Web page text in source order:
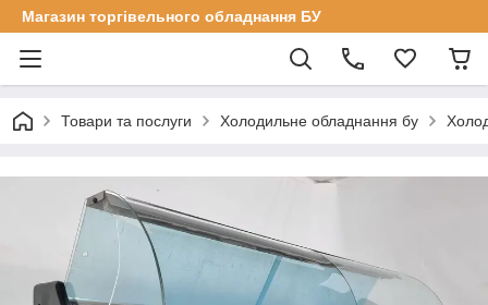
Магазин торгівельного обладнання БУ
Товари та послуги Холодильне обладнання бу